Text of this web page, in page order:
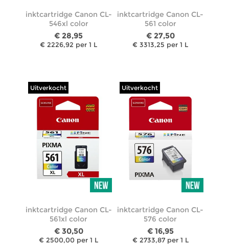
inktcartridge Canon CL-
546xl color
€ 28,95
€ 2226,92 per 1 L
inktcartridge Canon CL-
561 color
€ 27,50
€ 3313,25 per 1 L
Uitverkocht
inktcartridge Canon CL-
561xl color
€ 30,50
€ 2500,00 per 1 L
Uitverkocht
inktcartridge Canon CL-
576 color
€ 16,95
€ 2733,87 per 1 L